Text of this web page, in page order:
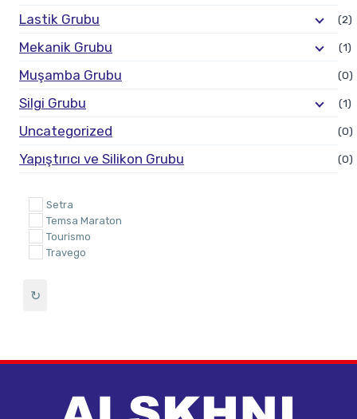
Lastik Grubu (2)
Mekanik Grubu (1)
Muşamba Grubu (0)
Silgi Grubu (1)
Uncategorized (0)
Yapıştırıcı ve Silikon Grubu (0)
Setra
Temsa Maraton
Tourismo
Travego
↻